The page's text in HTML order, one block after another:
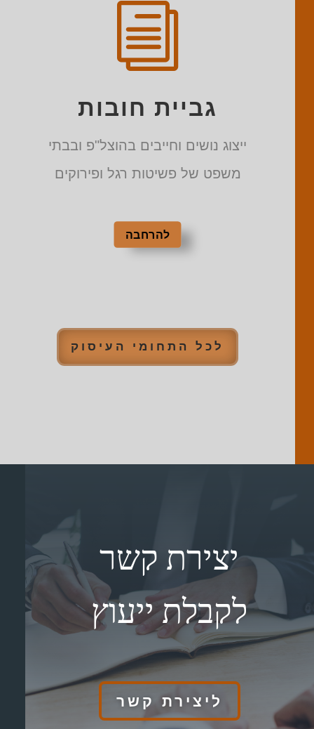
i
גביית חובות
ייצוג נושים וחייבים בהוצל"פ ובבתי
משפט של פשיטות רגל ופירוקים
להרחבה
לכל התחומי העיסוק
יצירת קשר
לקבלת ייעוץ
ליצירת קשר